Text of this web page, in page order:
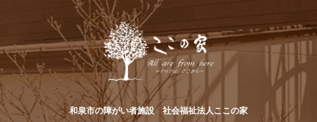
和泉市の障がい者施設 社会福祉法人ここの家